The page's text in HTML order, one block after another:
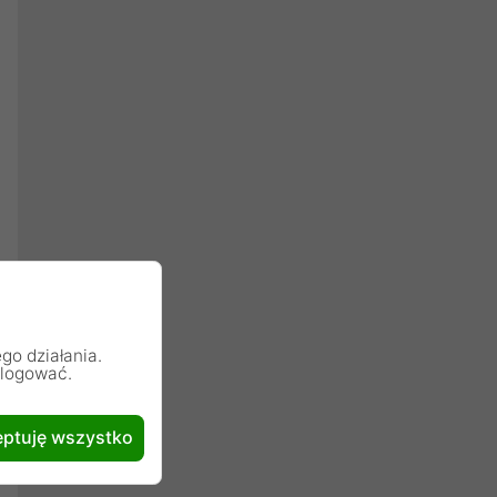
działania.
wszystko